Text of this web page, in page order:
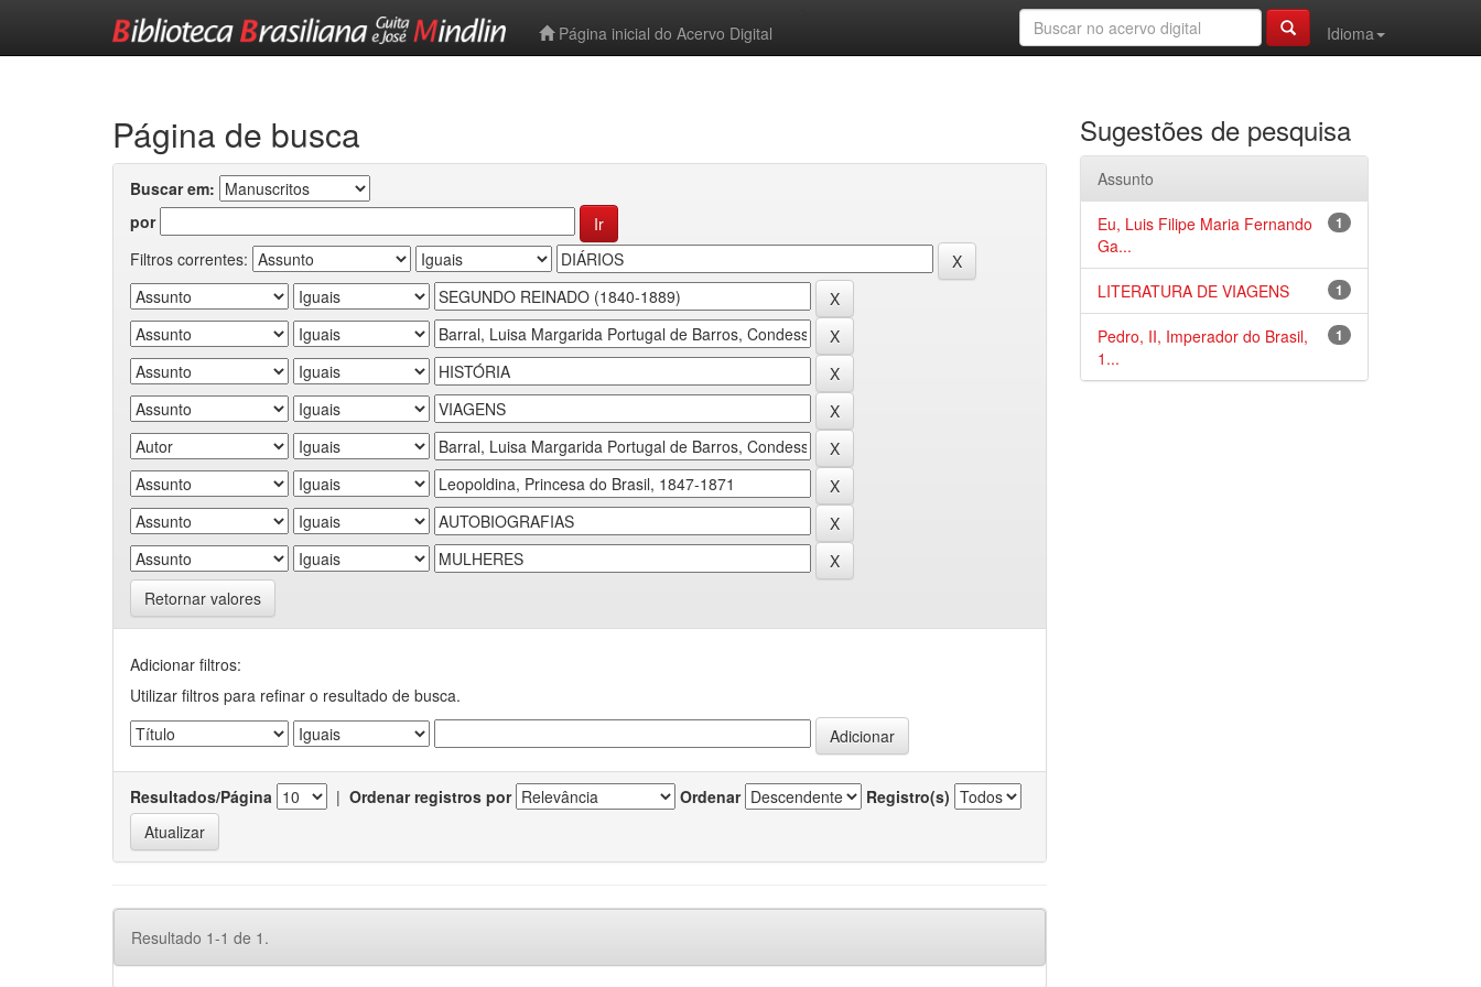
Página inicial do Acervo Digital
Idioma
Página de busca
Buscar em:
por
Filtros correntes:
Retornar valores
Adicionar filtros:
Utilizar filtros para refinar o resultado de busca.
Resultados/Página | Ordenar registros por Ordenar Registro(s)
Resultado 1-1 de 1.
Sugestões de pesquisa
Assunto
1
Eu, Luis Filipe Maria Fernando
Ga...
1
LITERATURA DE VIAGENS
1
Pedro, II, Imperador do Brasil,
1...